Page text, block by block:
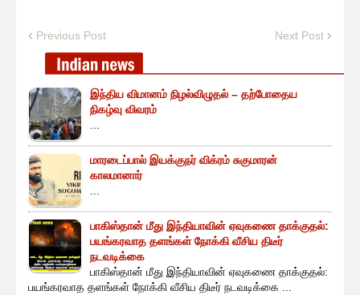
Previous Post Next Post
இந்திய விமானம் நிழல்விழுதல் – தற்போதைய
நிகழ்வு விவரம்
...
மாரடைப்பால் இயக்குநர் விக்ரம் சுகுமாரன்
காலமானார்
...
பாகிஸ்தான் மீது இந்தியாவின் ஏவுகணை தாக்குதல்:
பயங்கரவாத தளங்கள் நோக்கி வீசிய திடீர்
நடவடிக்கை
பாகிஸ்தான் மீது இந்தியாவின் ஏவுகணை தாக்குதல்:
பயங்கரவாத தளங்கள் நோக்கி வீசிய திடீர் நடவடிக்கை ...